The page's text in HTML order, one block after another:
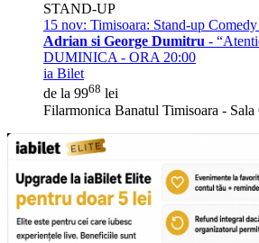
STAND-UP
15 nov: Timisoara: Stand-up Comedy
Adrian si George Dumitru -
DUMINICA - ORA 20:00
ia Bilet
de la 9968 lei
Filarmonica Banatul Timisoara - Sala